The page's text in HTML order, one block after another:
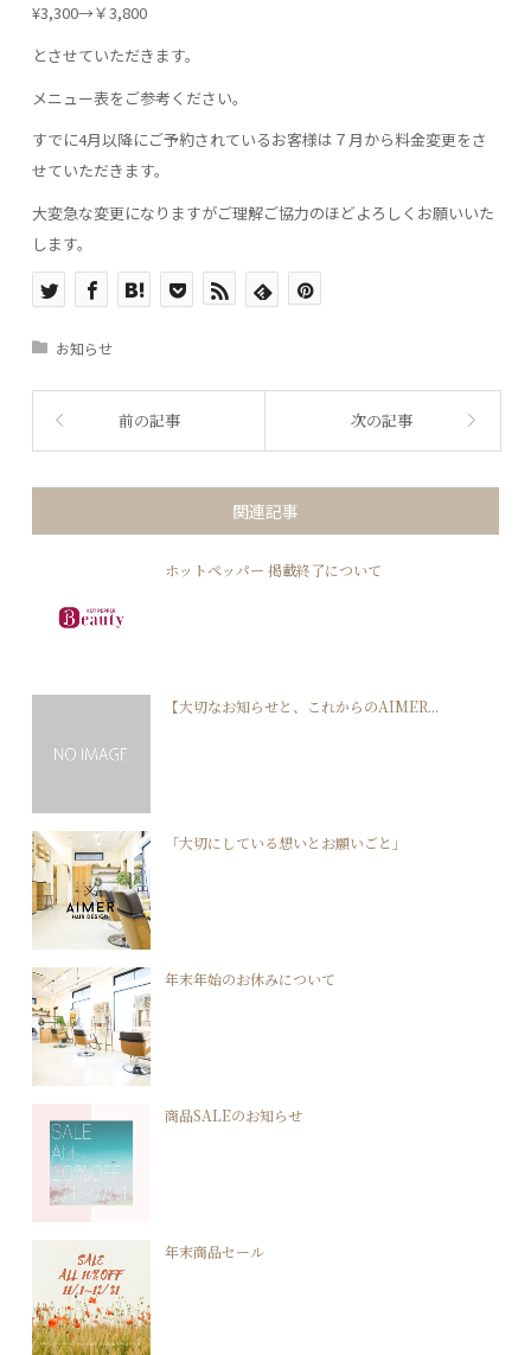
¥3,300→￥3,800
とさせていただきます。
メニュー表をご参考ください。
すでに4月以降にご予約されているお客様は７月から料金変更をさ
せていただきます。
大変急な変更になりますがご理解ご協力のほどよろしくお願いいた
します。
お知らせ
前の記事 次の記事
関連記事
ホットペッパー 掲載終了について
【大切なお知らせと、これからのAIMER...
「大切にしている想いとお願いごと」
年末年始のお休みについて
商品SALEのお知らせ
年末商品セール